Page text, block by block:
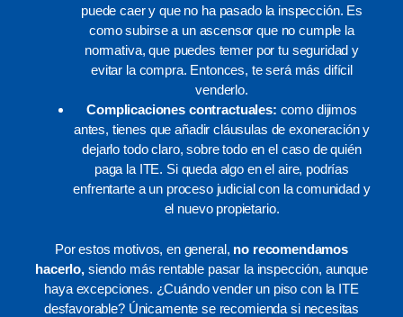
puede caer y que no ha pasado la inspección. Es
como subirse a un ascensor que no cumple la
normativa, que puedes temer por tu seguridad y
evitar la compra. Entonces, te será más difícil
venderlo.
Complicaciones contractuales: como dijimos
antes, tienes que añadir cláusulas de exoneración y
dejarlo todo claro, sobre todo en el caso de quién
paga la ITE. Si queda algo en el aire, podrías
enfrentarte a un proceso judicial con la comunidad y
el nuevo propietario.
Por estos motivos, en general, no recomendamos
hacerlo, siendo más rentable pasar la inspección, aunque
haya excepciones. ¿Cuándo vender un piso con la ITE
desfavorable? Únicamente se recomienda si necesitas